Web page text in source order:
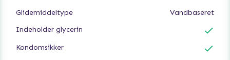
Smag / duft: Mørk chokolade
Glidemiddeltype
Vandbaseret
Indeholder glycerin
Kondomsikker